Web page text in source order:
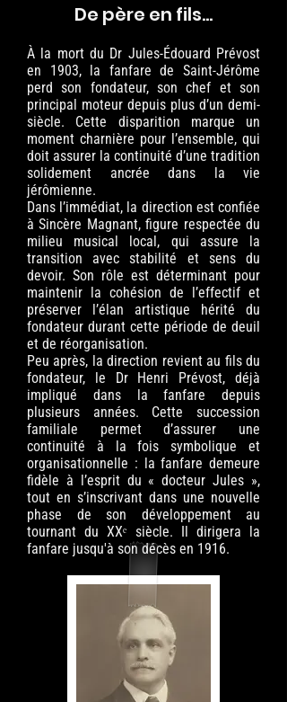
De père en fils...
À la mort du Dr Jules-Édouard Prévost
en 1903, la fanfare de Saint-Jérôme
perd son fondateur, son chef et son
principal moteur depuis plus d’un demi-
siècle. Cette disparition marque un
moment charnière pour l’ensemble, qui
doit assurer la continuité d’une tradition
solidement ancrée dans la vie
jérômienne.
Dans l’immédiat, la direction est confiée
à Sincère Magnant, figure respectée du
milieu musical local, qui assure la
transition avec stabilité et sens du
devoir. Son rôle est déterminant pour
maintenir la cohésion de l’effectif et
préserver l’élan artistique hérité du
fondateur durant cette période de deuil
et de réorganisation.
Peu après, la direction revient au fils du
fondateur, le Dr Henri Prévost, déjà
impliqué dans la fanfare depuis
plusieurs années. Cette succession
familiale permet d’assurer une
continuité à la fois symbolique et
organisationnelle : la fanfare demeure
fidèle à l’esprit du « docteur Jules »,
tout en s’inscrivant dans une nouvelle
phase de son développement au
tournant du XXᵉ siècle. Il dirigera la
fanfare jusqu'à son décès en 1916.